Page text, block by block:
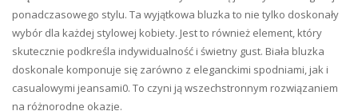
ponadczasowego stylu. Ta wyjątkowa bluzka to nie tylko doskonały
wybór dla każdej stylowej kobiety. Jest to również element, który
skutecznie podkreśla indywidualność i świetny gust. Biała bluzka
doskonale komponuje się zarówno z eleganckimi spodniami, jak i
casualowymi jeansami0. To czyni ją wszechstronnym rozwiązaniem
na różnorodne okazje.